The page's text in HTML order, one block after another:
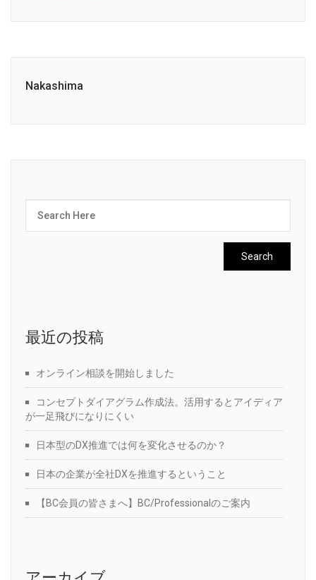
Nakashima
最近の投稿
オンライン相談を開始しました
コンセプトダイアグラム作成法。活用するとアイディア
が一足飛びになりにくい
日本型のDX推進では何を変化させるのか？
日本の企業が全社DXを推進するということ
【BC会員の皆さまへ】BC/Professionalのご案内